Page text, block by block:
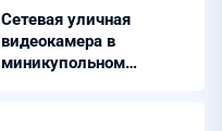
Сетевая уличная
видеокамера в
миникупольном